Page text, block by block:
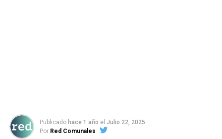
Publicado hace 1 año el Julio 22, 2025
Por Red Comunales